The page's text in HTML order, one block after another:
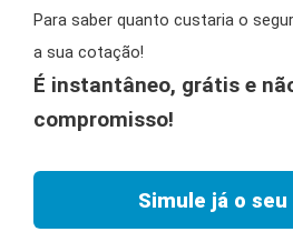
Para saber quanto custaria o
a sua cotação!
É instantâneo, grátis e
compromisso!
Simule já o